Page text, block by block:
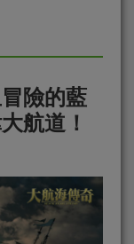
險的藍
航道！